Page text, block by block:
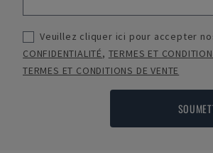
Veuillez cliquer ici pour accepter
CONFIDENTIALITÉ, TERMES ET
TERMES ET CONDITIONS DE VENTE